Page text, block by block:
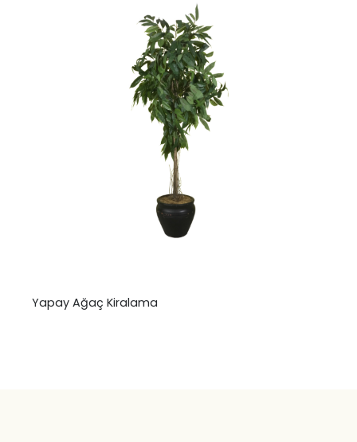
Yapay Ağaç Kiralama